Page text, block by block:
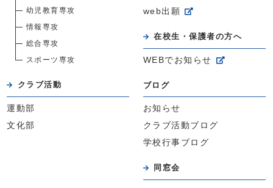
幼児教育専攻
情報専攻
総合専攻
スポーツ専攻
クラブ活動
運動部
文化部
web出願
在校生・保護者の方へ
WEBでお知らせ
ブログ
お知らせ
クラブ活動ブログ
学校行事ブログ
同窓会